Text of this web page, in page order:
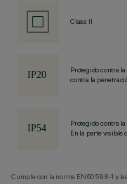
Class II
Protegido contra
contra la
Protegido contra
En la parte visible
Cumple con la norma EN60598-1 y